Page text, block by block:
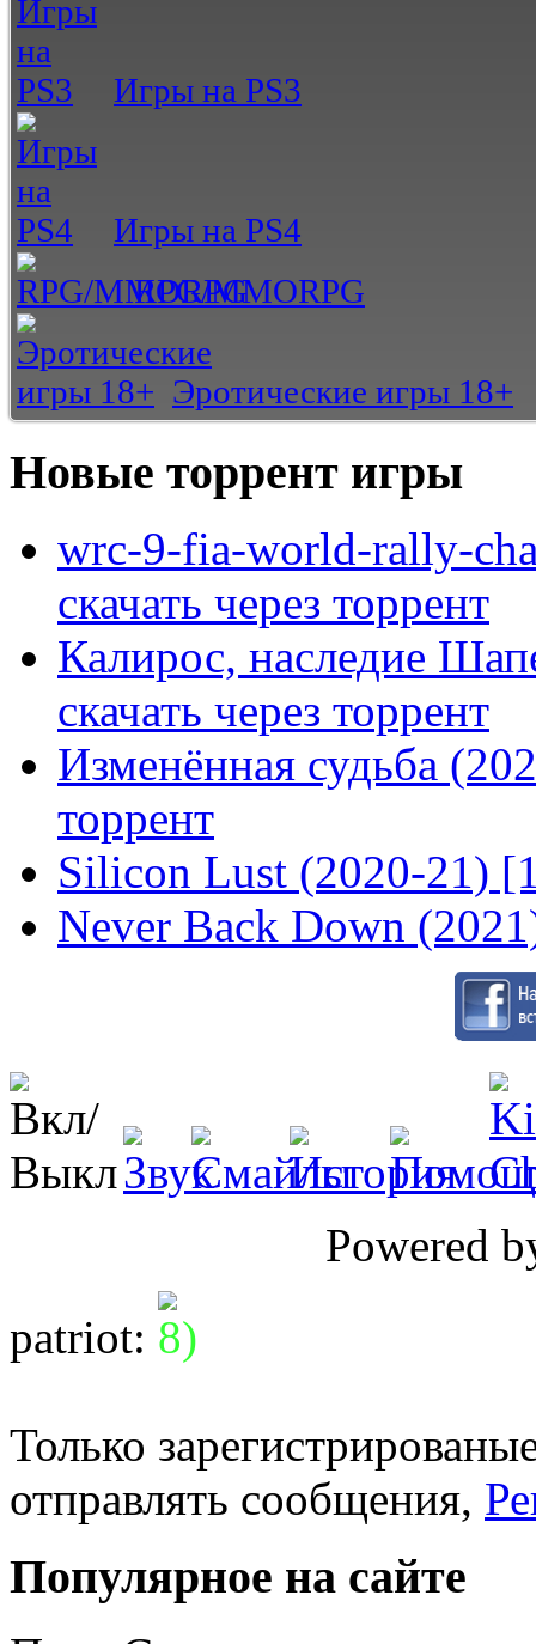
Игры на PS3
Игры на PS4
RPG/MMORPG
Эротические игры 18+
Новые торрент игры
wrc-9-fia-world-rally-
скачать через торрент
Калирос, наследие
скачать через торрент
Изменённая судьба
торрент
Silicon Lust (2020-21)
Never Back Down
Powered
patriot:
Только
отправлять сообщения,
Популярное на сайте